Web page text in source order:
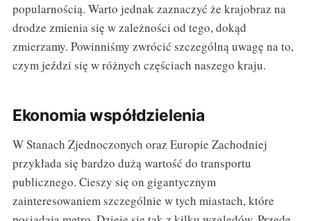
popularnością. Warto jednak zaznaczyć że krajobraz na
drodze zmienia się w zależności od tego, dokąd
zmierzamy. Powinniśmy zwrócić szczególną uwagę na to,
czym jeździ się w różnych częściach naszego kraju.
Ekonomia współdzielenia
W Stanach Zjednoczonych oraz Europie Zachodniej
przykłada się bardzo dużą wartość do transportu
publicznego. Cieszy się on gigantycznym
zainteresowaniem szczególnie w tych miastach, które